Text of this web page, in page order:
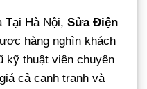
Tại Hà Nội, Sửa Điện
hàng nghìn khách
kỹ thuật viên chuyên
cả cạnh tranh và